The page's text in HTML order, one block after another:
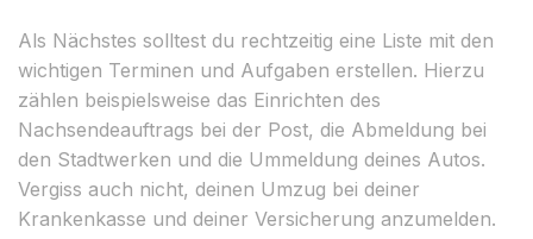
Als Nächstes solltest du rechtzeitig eine Liste mit den
wichtigen Terminen und Aufgaben erstellen. Hierzu
zählen beispielsweise das Einrichten des
Nachsendeauftrags bei der Post, die Abmeldung bei
den Stadtwerken und die Ummeldung deines Autos.
Vergiss auch nicht, deinen Umzug bei deiner
Krankenkasse und deiner Versicherung anzumelden.